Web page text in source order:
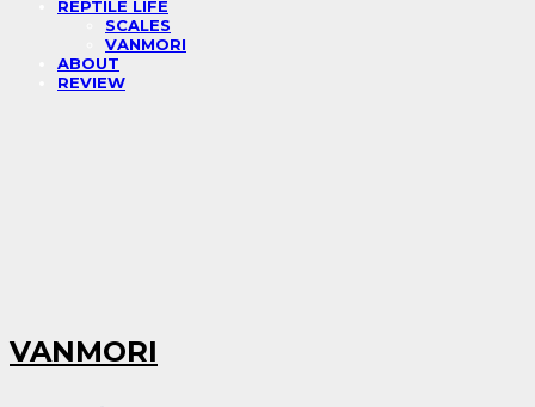
REPTILE LIFE
SCALES
VANMORI
ABOUT
REVIEW
VANMORI